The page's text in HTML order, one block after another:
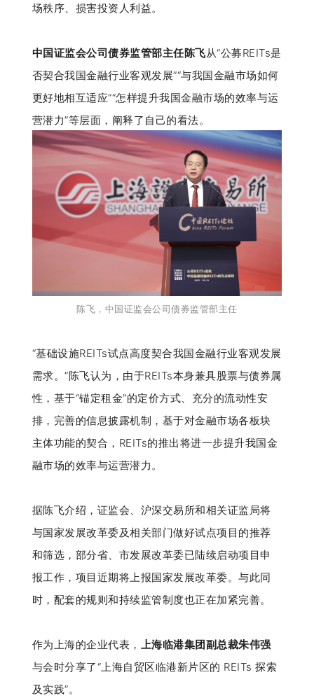
场秩序、损害投资人利益。
中国证监会公司债券监管部主任陈飞从“公募REITs是
否契合我国金融行业客观发展”“与我国金融市场如何
更好地相互适应”“怎样提升我国金融市场的效率与运
营潜力”等层面，阐释了自己的看法。
陈飞 ，中国证监会公司债券监管部主任
“基础设施REITs试点高度契合我国金融行业客观发展
需求。”陈飞认为，由于REITs本身兼具股票与债券属
性，基于“锚定租金”的定价方式、充分的流动性安
排，完善的信息披露机制，基于对金融市场各板块
主体功能的契合，REITs的推出将进一步提升我国金
融市场的效率与运营潜力。
据陈飞介绍，证监会、沪深交易所和相关证监局将
与国家发展改革委及相关部门做好试点项目的推荐
和筛选，部分省、市发展改革委已陆续启动项目申
报工作，项目近期将上报国家发展改革委。与此同
时，配套的规则和持续监管制度也正在加紧完善。
作为上海的企业代表， 上海临港集团副总裁朱伟强
与会时分享了“上海自贸区临港新片区的 REITs 探索
及实践”。